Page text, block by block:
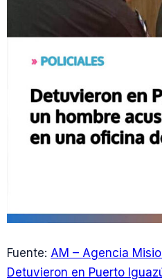
Fuente: AM – Agencia
Detuvieron en Puerto